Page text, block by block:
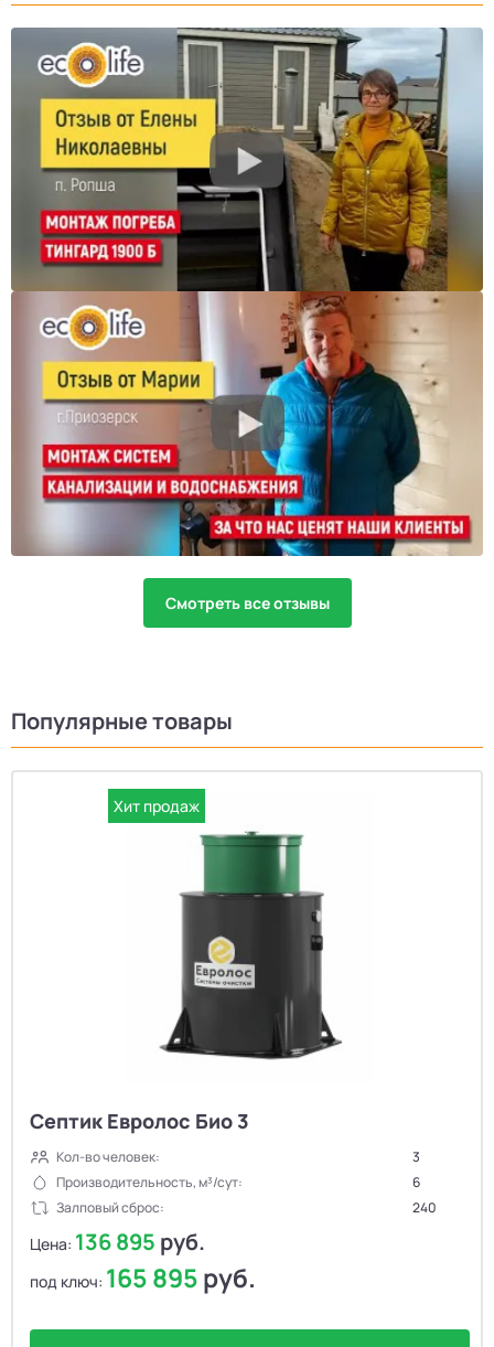
Смотреть все отзывы
Популярные товары
Хит продаж
Септик Евролос Био 3
Кол-во человек:
3
Производительность, м³/сут:
6
Залповый сброс:
240
Цена: 136 895 руб.
под ключ: 165 895руб.